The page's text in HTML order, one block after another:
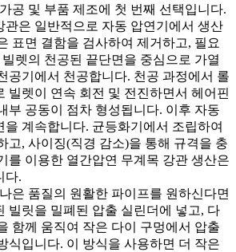
공 및 부품 제조에 첫 번째 선택입니다.
관은 일반적으로 자동 압연기에서 생산
표면 결함을 검사하여 제거하고, 필요
렛의 천공된 끝단면을 중심으로 가열
공기에서 천공합니다. 천공 과정에서 롤
빌렛이 연속 회전 및 전진하면서 헤어핀
부 공동이 점차 형성됩니다. 이후 자동
을 계속합니다. 균등화기에서 조립하여
고, 사이징(직경 감소)을 통해 규격을 충
를 이용한 열간압연 무계목 강관 생산은
다.
은 품질의 원활한 파이프를 원하신다면
빌릿을 밀폐된 압출 실린더에 넣고, 다
함께 움직여 작은 다이 구멍에서 압출
식입니다. 이 방식을 사용하면 더 작은